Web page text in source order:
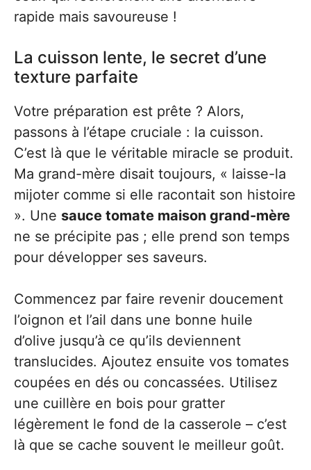
rapide mais savoureuse !
La cuisson lente, le secret d’une
texture parfaite
Votre préparation est prête ? Alors,
passons à l’étape cruciale : la cuisson.
C’est là que le véritable miracle se produit.
Ma grand-mère disait toujours, « laisse-la
mijoter comme si elle racontait son histoire
». Une sauce tomate maison grand-mère
ne se précipite pas ; elle prend son temps
pour développer ses saveurs.
Commencez par faire revenir doucement
l’oignon et l’ail dans une bonne huile
d’olive jusqu’à ce qu’ils deviennent
translucides. Ajoutez ensuite vos tomates
coupées en dés ou concassées. Utilisez
une cuillère en bois pour gratter
légèrement le fond de la casserole – c’est
là que se cache souvent le meilleur goût.